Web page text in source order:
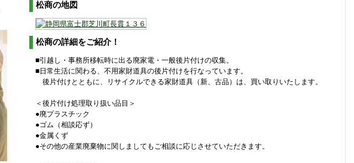
松商の地図
松商の詳細をご紹介！
■引越し・事務所移転時に出る廃家電・一般後片付けの収集。
■日常生活に関わる、不用家財道具の後片付けを行なっています。
後片付けとともに、リサイクルできる家財道具（新、古品）は、買い取りいたします。
＜後片付け処理取り扱い品目＞
●廃プラスチック
●ゴム（相談応ず）
●金属くず
●その他の産業廃棄物に関しましてもご相談に応じさせていただきます。